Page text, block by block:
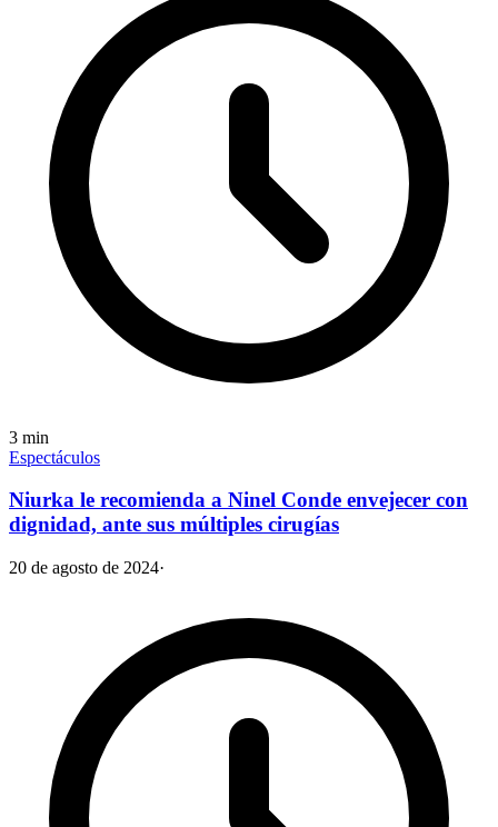
3 min
Espectáculos
Niurka le recomienda a Ninel Conde envejecer con
dignidad, ante sus múltiples cirugías
20 de agosto de 2024·